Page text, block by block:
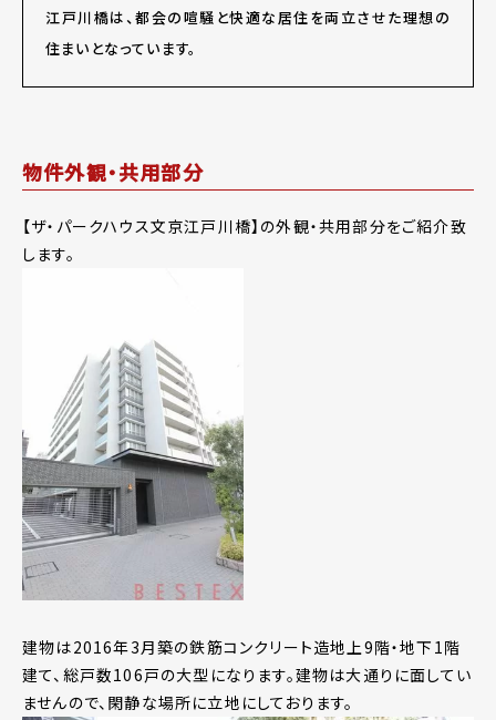
江戸川橋は、都会の喧騒と快適な居住を両立させた理想の
住まいとなっています。
物件外観・共用部分
【ザ・パークハウス文京江戸川橋】の外観・共用部分をご紹介致
します。
建物は2016年3月築の鉄筋コンクリート造地上9階・地下1階
建て、総戸数106戸の大型になります。建物は大通りに面してい
ませんので、閑静な場所に立地にしております。